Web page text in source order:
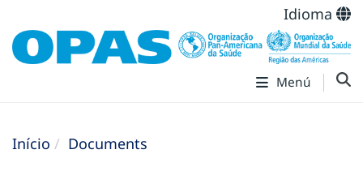
Idioma
Menú
Início Documents